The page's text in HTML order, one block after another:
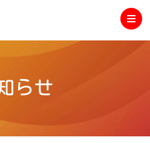
らせ